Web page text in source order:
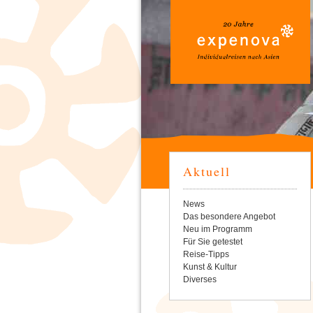
Aktuell
Navigation
überspringen
News
Das besondere Angebot
Neu im Programm
Für Sie getestet
Reise-Tipps
Kunst & Kultur
Diverses